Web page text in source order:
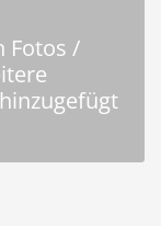
Fotos /